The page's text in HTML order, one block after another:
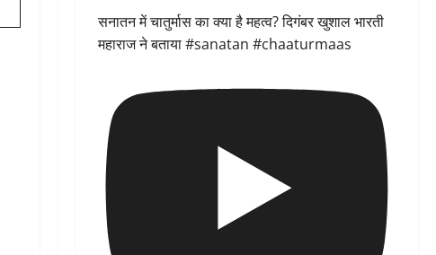
सनातन में चातुर्मास का क्या है महत्व? दिगंबर खुशाल भारती
महाराज ने बताया #sanatan #chaaturmaas